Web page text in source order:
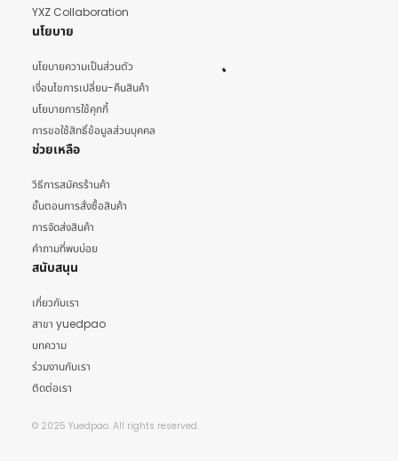
YXZ Collaboration
นโยบาย
นโยบายความเป็นส่วนตัว
เงื่อนไขการเปลี่ยน-คืนสินค้า
นโยบายการใช้คุกกี้
การขอใช้สิทธิ์ข้อมูลส่วนบุคคล
ช่วยเหลือ
วิธีการสมัครร้านค้า
ขั้นตอนการสั่งซื้อสินค้า
การจัดส่งสินค้า
คำถามที่พบบ่อย
สนับสนุน
เกี่ยวกับเรา
สาขา yuedpao
บทความ
ร่วมงานกับเรา
ติดต่อเรา
© 2025 Yuedpao. All rights reserved.